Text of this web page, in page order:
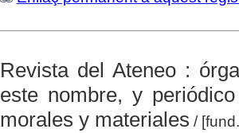
Revista del Ateneo :
este nombre, y
morales y materiales /